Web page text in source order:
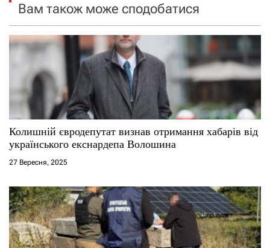
а
и
с
і
в
Вам також може сподобатися
Колишній євродепутат визнав отримання хабарів від
українського екснардепа Волошина
27 Вересня, 2025